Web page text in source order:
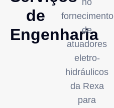
de
Engenharia
fornecimento
de
atuadores
eletro-
hidráulicos
da Rexa
para